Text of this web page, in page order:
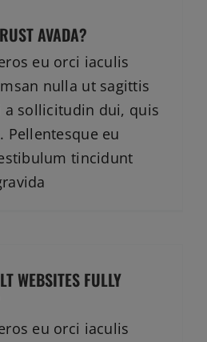
AVADA?
eu orci iaculis
nulla ut sagittis
sollicitudin dui, quis
eu
tincidunt
WEBSITES FULLY
eu orci iaculis